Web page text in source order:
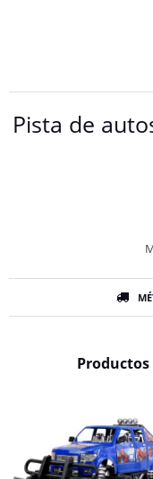
Pista de